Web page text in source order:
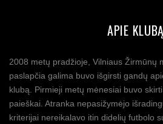
APIE KLUBĄ
2008 metų pradžioje, Vilniaus Žirmūnų
paslapčia galima buvo išgirsti gandų
klubą. Pirmieji metų mėnesiai buvo
paieškai. Atranka nepasižymėjo
kriterijai nereikalavo itin didelių futbolo